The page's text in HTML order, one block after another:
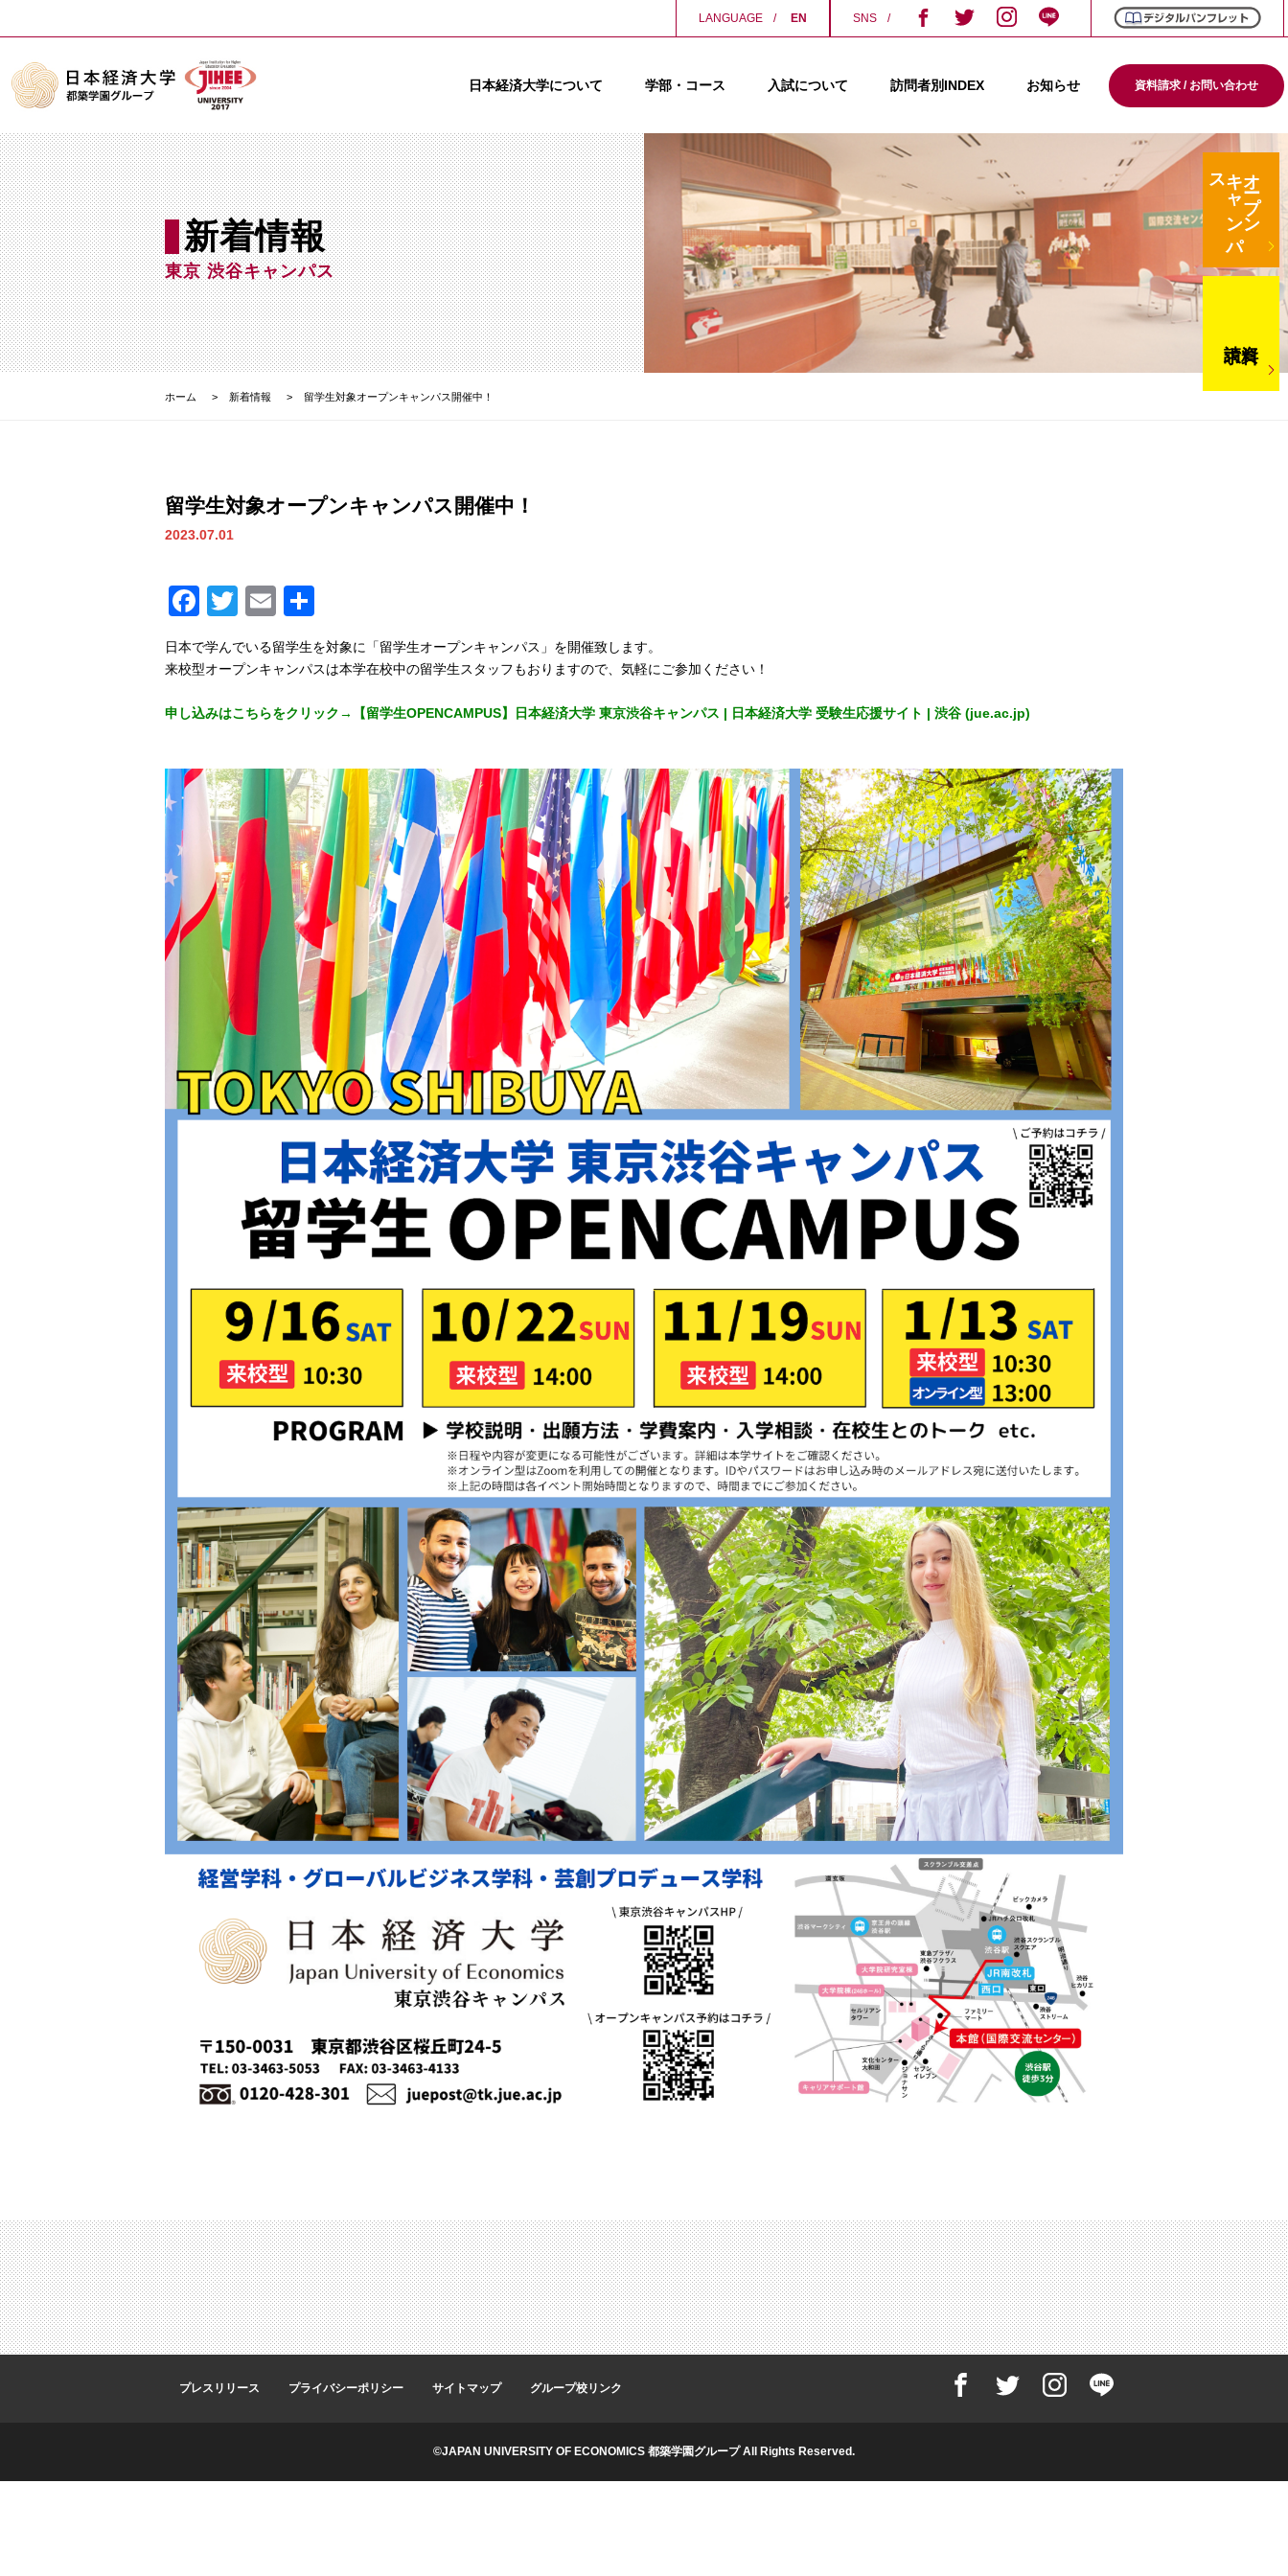
LANGUAGE EN SNS
日本経済大学について 学部・コース 入試について 訪問者別INDEX お知らせ 資料請求 / お問い合わせ
オープン
キ
ャ
ン
パ
ス
新着情報
東京 渋谷キャンパス
ホーム 新着情報 留学生対象オープンキャンパス開催中！
留学生対象オープンキャンパス開催中！
2023.07.01
Facebook
TwitterEmail
有
日本で学んでいる留学生を対象に「留学生オープンキャンパス」を開催致します。
来校型オープンキャンパスは本学在校中の留学生スタッフもおりますので、気軽にご参加ください！
申し込みはこちらをクリック→【留学生OPENCAMPUS】日本経済大学 東京渋谷キャンパス | 日本経済大学 受験生応援サイト | 渋谷 (jue.ac.jp)
プレスリリース プライバシーポリシー サイトマップ グループ校リンク
©JAPAN UNIVERSITY OF ECONOMICS 都築学園グループ All Rights Reserved.